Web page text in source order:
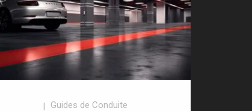
Guides de Conduite